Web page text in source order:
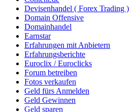
Devisenhandel ( Forex Trading )
Domain Offensive
Domainhandel
Earnstar
Erfahrungen mit Anbietern
Erfahrungsberichte
Euroclix / Euroclicks
Forum betreiben
Fotos verkaufen
Geld fürs Anmelden
Geld Gewinnen
Geld sparen